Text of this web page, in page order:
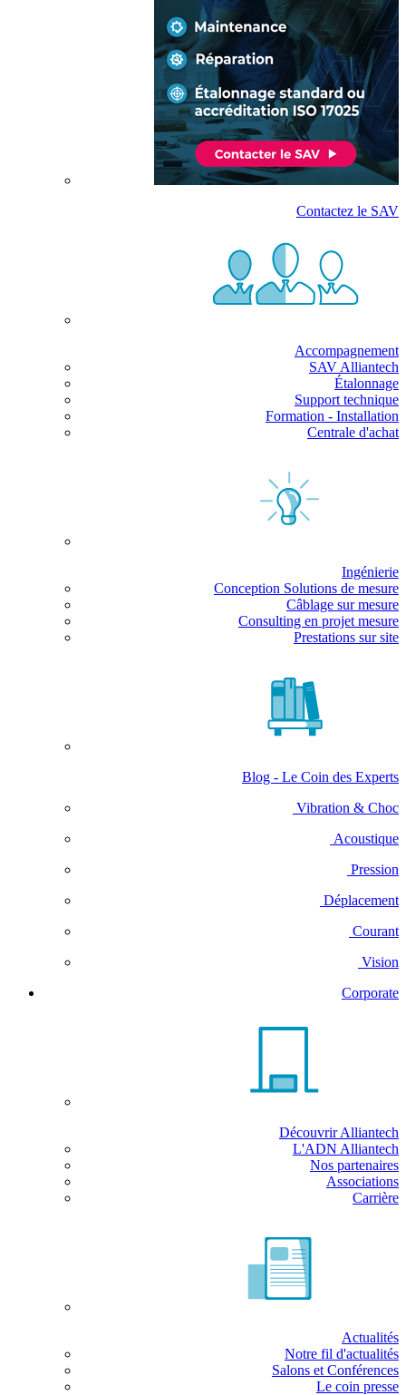
Contactez le SAV
Accompagnement
SAV Alliantech
Étalonnage
Support technique
Formation - Installation
Centrale d'achat
Ingénierie
Conception Solutions de mesure
Câblage sur mesure
Consulting en projet mesure
Prestations sur site
Blog - Le Coin des Experts
Vibration & Choc
Acoustique
Pression
Déplacement
Courant
Vision
Corporate
Découvrir Alliantech
L'ADN Alliantech
Nos partenaires
Associations
Carrière
Actualités
Notre fil d'actualités
Salons et Conférences
Le coin presse